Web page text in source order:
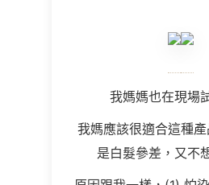
我媽媽也在現場
我媽應該很適合這種
是白髮參差，又不